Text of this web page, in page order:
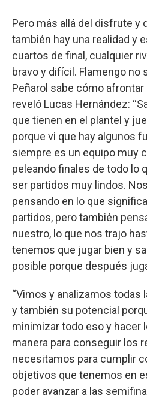
Pero más allá del disfrute y
también hay una realidad y
cuartos de final, cualquier
bravo y difícil. Flamengo no
Peñarol sabe cómo
reveló Lucas Hernández:
que tienen en el plantel y
porque vi que hay algunos
siempre es un equipo muy
peleando finales de todo lo
ser partidos muy lindos.
pensando en lo que
partidos, pero también
nuestro, lo que nos trajo
tenemos que jugar bien y
posible porque después
“Vimos y analizamos todas
y también su potencial
minimizar todo eso y hacer
manera para conseguir los
necesitamos para cumplir
objetivos que tenemos en
poder avanzar a las